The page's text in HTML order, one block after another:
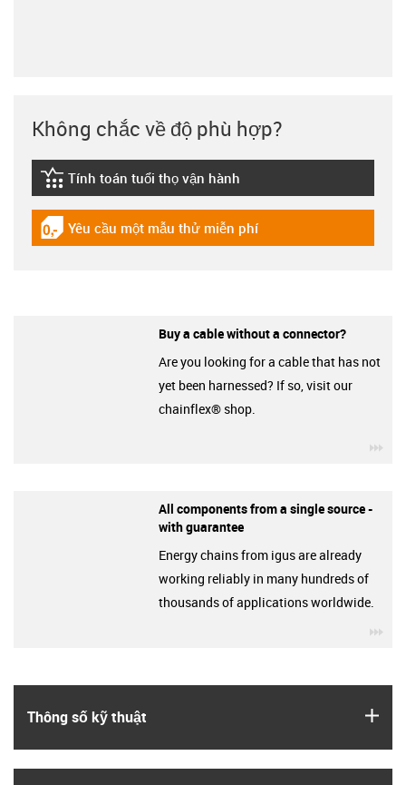
Thông số kỹ thuật
Không chắc về độ phù hợp?
igus-icon-lebensdauerrechner
Tính toán tuổi thọ vận hành
igus-icon-gratismuster
Yêu cầu một mẫu thử miễn phí
Buy a cable without a connector?
Are you looking for a cable that has not
yet been harnessed? If so, visit our
chainflex® shop.
All components from a single source -
with guarantee
Energy chains from igus are already
working reliably in many hundreds of
thousands of applications worldwide.